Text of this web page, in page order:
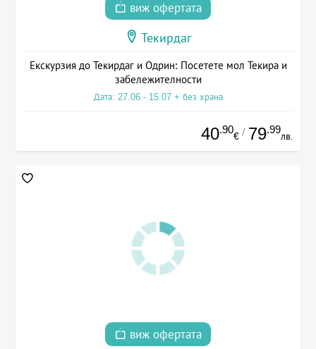
виж офертата
Текирдаг
Екскурзия до Текирдаг и Одрин: Посетете мол Текира и
забележителности
Дата: 27.06 - 15.07 + без храна
40.90
€ / 79.99
лв.
виж офертата